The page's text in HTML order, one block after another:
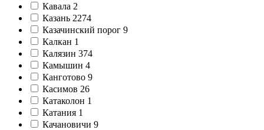
Кавала 2
Казань 2274
Казачинский порог 9
Калкан 1
Калязин 374
Камышин 4
Канготово 9
Касимов 26
Катаколон 1
Катания 1
Качановичи 9